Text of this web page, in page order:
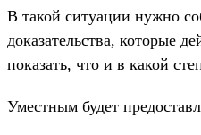
В такой ситуации нужно
доказательства, которые
показать, что и в какой
Уместным будет